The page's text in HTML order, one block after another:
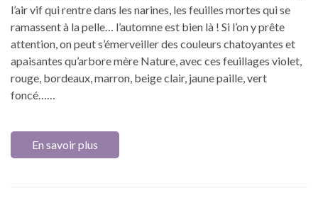
l’air vif qui rentre dans les narines, les feuilles mortes qui se
ramassent à la pelle… l’automne est bien là ! Si l’on y prête
attention, on peut s’émerveiller des couleurs chatoyantes et
apaisantes qu’arbore mère Nature, avec ces feuillages violet,
rouge, bordeaux, marron, beige clair, jaune paille, vert
foncé……
En savoir plus